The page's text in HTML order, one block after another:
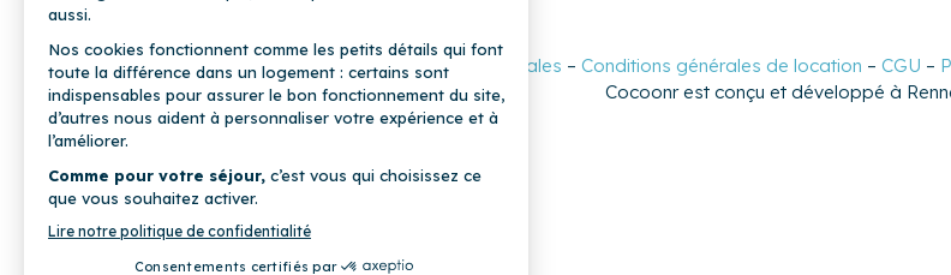
© 2026 Cocoonr –Mentions légales – Conditions générales de location – CGU –
Cocoonr est conçu et développé à